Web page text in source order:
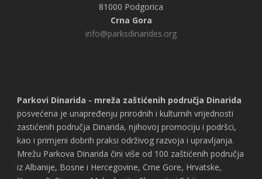
81000 Podgorica
Crna Gora
info@parksdinarides.org
Parkovi Dinarida - mreža zaštićenih područja Dinarida
posvećena je unapređenju prirodnih i kulturnih vrijednosti
zastićenih područja Dinarida, njihovoj promociju i podršci,
kao i primjeni dobrih praksi održivog razvoja i upravljanja.
Mrežu Parkova Dinarida čini više od 100 zaštićenih područja
iz Albanije, Bosne i Hercegovine, Crne Gore, Hrvatske,